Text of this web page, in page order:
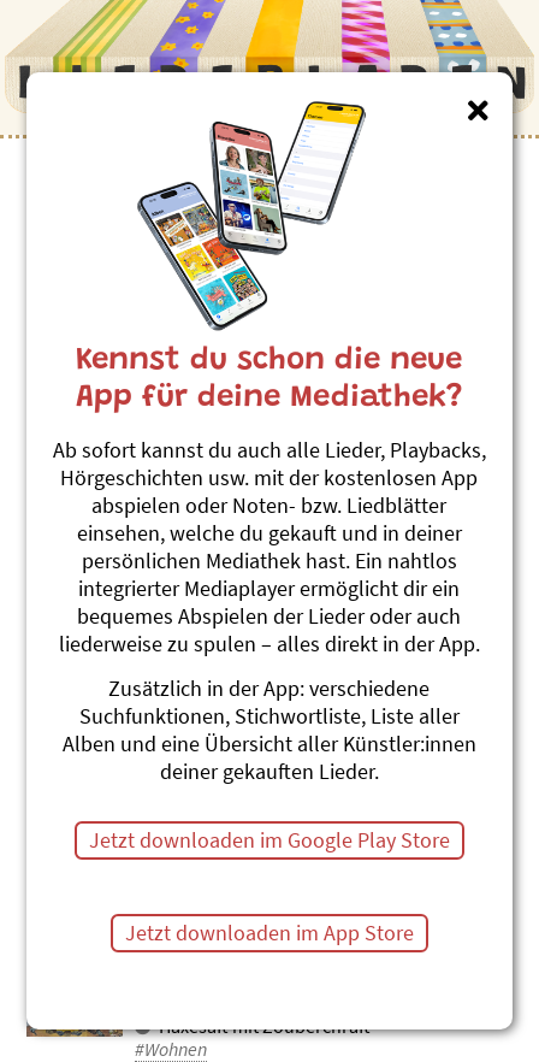
Kinderlieder zum Thema
”Wohnen”
Huus us Schoggi
Billy & Benno
Mir fahred use id Wält
#Schokolade #Wohnen
Üsi Wohnig
Stephanie Jakobi-Murer
Chindsgi-Hits 1
#Wohnen
Das sind üseri vier Wänd (Lied)
MärliMusicalTheater
Heidi, wo bisch du dihei?
#Heidi #Wohnen
D'Smart City
Sina Buis
Umwelt-Grips
#Energie #Wohnen #Umwelt (-schutz)
Christian Schenker und Grüüveli
Tüüfeli
aui Lüt i üsem Dorf
Häxesaft mit Zouberchraft
#Wohnen
Kennst du schon die neue
App für deine Mediathek?
Ab sofort kannst du auch alle Lieder, Playbacks,
Hörgeschichten usw. mit der kostenlosen App
abspielen oder Noten- bzw. Liedblätter
einsehen, welche du gekauft und in deiner
persönlichen Mediathek hast. Ein nahtlos
integrierter Mediaplayer ermöglicht dir ein
bequemes Abspielen der Lieder oder auch
liederweise zu spulen – alles direkt in der App.
Zusätzlich in der App: verschiedene
Suchfunktionen, Stichwortliste, Liste aller
Alben und eine Übersicht aller Künstler:innen
deiner gekauften Lieder.
Jetzt downloaden im Google Play Store
Jetzt downloaden im App Store